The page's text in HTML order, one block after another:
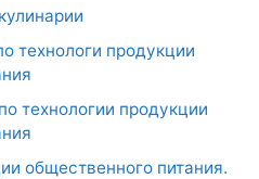
технологи продукции
технологии продукции
общественного питания.